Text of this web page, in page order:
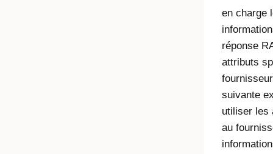
en charge
réponse
attributs
suivante
utiliser les
au